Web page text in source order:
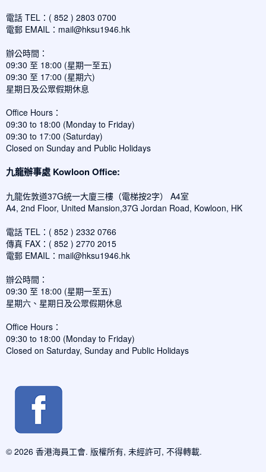
電話 TEL：( 852 ) 2803 0700
電郵 EMAIL： mail@hksu1946.hk
辦公時間：
09:30 至 18:00 (星期一至五)
09:30 至 17:00 (星期六)
星期日及公眾假期休息
Office Hours：
09:30 to 18:00 (Monday to Friday)
09:30 to 17:00 (Saturday)
Closed on Sunday and Public Holidays
九龍辦事處 Kowloon Office:
九龍佐敦道37G統一大廈三樓（電梯按2字） A4室
A4, 2nd Floor, United Mansion,37G Jordan Road, Kowloon, HK
電話 TEL：( 852 ) 2332 0766
傳真 FAX：( 852 ) 2770 2015
電郵 EMAIL： mail@hksu1946.hk
辦公時間：
09:30 至 18:00 (星期一至五)
星期六、星期日及公眾假期休息
Office Hours：
09:30 to 18:00 (Monday to Friday)
Closed on Saturday, Sunday and Public Holidays
© 2026 香港海員工會. 版權所有, 未經許可, 不得轉載.